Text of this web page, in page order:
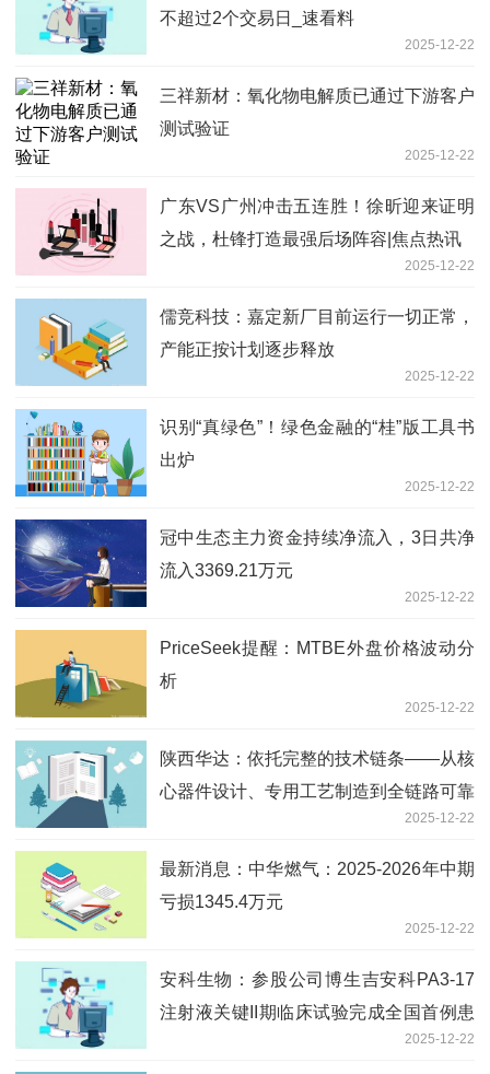
不超过2个交易日_速看料
2025-12-22
三祥新材：氧化物电解质已通过下游客户
测试验证
2025-12-22
广东VS广州冲击五连胜！徐昕迎来证明
之战，杜锋打造最强后场阵容|焦点热讯
2025-12-22
儒竞科技：嘉定新厂目前运行一切正常，
产能正按计划逐步释放
2025-12-22
识别“真绿色”！绿色金融的“桂”版工具书
出炉
2025-12-22
冠中生态主力资金持续净流入，3日共净
流入3369.21万元
2025-12-22
PriceSeek提醒：MTBE外盘价格波动分
析
2025-12-22
陕西华达：依托完整的技术链条——从核
心器件设计、专用工艺制造到全链路可靠
性验证——公司具备为航天器提供全生命
周期高可靠信号互连解决方案的能力|快
播
2025-12-22
最新消息：中华燃气：2025-2026年中期
亏损1345.4万元
2025-12-22
安科生物：参股公司博生吉安科PA3-17
注射液关键II期临床试验完成全国首例患
2025-12-22